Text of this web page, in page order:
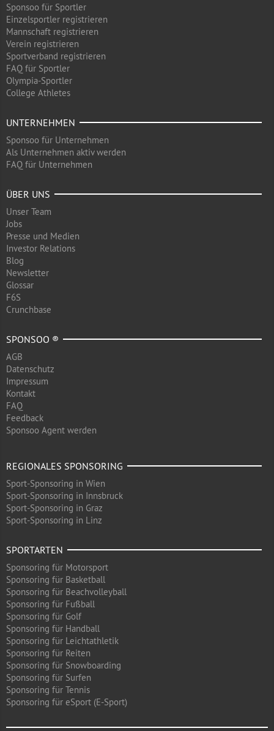
Sponsoo für Sportler
Einzelsportler registrieren
Mannschaft registrieren
Verein registrieren
Sportverband registrieren
FAQ für Sportler
Olympia-Sportler
College Athletes
UNTERNEHMEN
Sponsoo für Unternehmen
Als Unternehmen aktiv werden
FAQ für Unternehmen
ÜBER UNS
Unser Team
Jobs
Presse und Medien
Investor Relations
Blog
Newsletter
Glossar
F6S
Crunchbase
SPONSOO ®
AGB
Datenschutz
Impressum
Kontakt
FAQ
Feedback
Sponsoo Agent werden
REGIONALES SPONSORING
Sport-Sponsoring in Wien
Sport-Sponsoring in Innsbruck
Sport-Sponsoring in Graz
Sport-Sponsoring in Linz
SPORTARTEN
Sponsoring für Motorsport
Sponsoring für Basketball
Sponsoring für Beachvolleyball
Sponsoring für Fußball
Sponsoring für Golf
Sponsoring für Handball
Sponsoring für Leichtathletik
Sponsoring für Reiten
Sponsoring für Snowboarding
Sponsoring für Surfen
Sponsoring für Tennis
Sponsoring für eSport (E-Sport)